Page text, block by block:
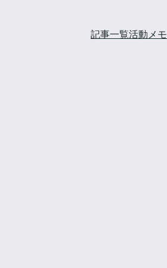
記事一覧活動メモ